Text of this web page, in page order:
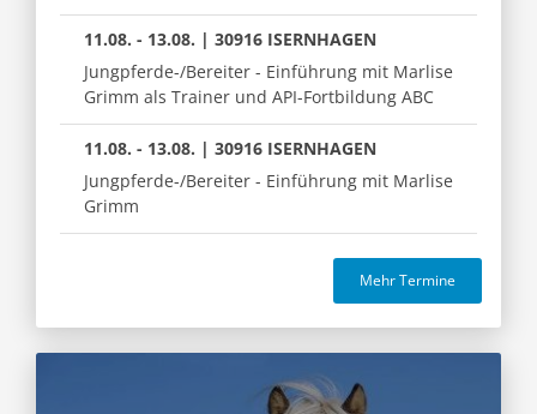
11.08. - 13.08. | 30916 ISERNHAGEN
Jungpferde-/Bereiter - Einführung mit Marlise
Grimm als Trainer und API-Fortbildung ABC
11.08. - 13.08. | 30916 ISERNHAGEN
Jungpferde-/Bereiter - Einführung mit Marlise
Grimm
Mehr Termine